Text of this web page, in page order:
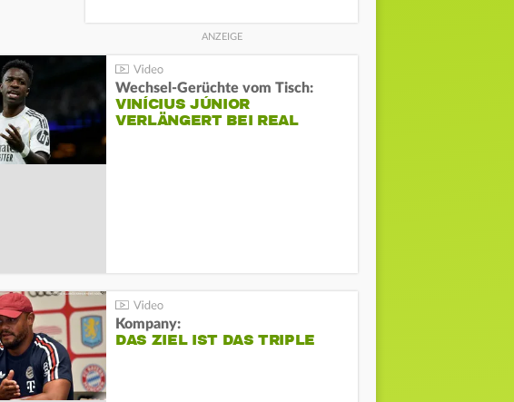
Wechsel-Gerüchte vom Tisch:
VINÍCIUS JÚNIOR
VERLÄNGERT BEI REAL
Kompany:
DAS ZIEL IST DAS TRIPLE